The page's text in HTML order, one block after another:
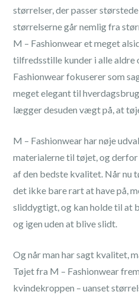
størrelser, der passer
størrelserne går nemlig fra
M – Fashionwear et meget
tilfredsstille kunder i alle aldre
Fashionwear fokuserer som
meget elegant til
lægger desuden vægt på, at
M – Fashionwear har nøje
materialerne til tøjet, og derfor
af den bedste kvalitet. Når nu
det ikke bare rart at have på,
sliddygtigt, og kan holde til at
og igen uden at blive slidt.
Og når man har sagt kvalitet,
Tøjet fra M – Fashionwear
kvindekroppen – uanset